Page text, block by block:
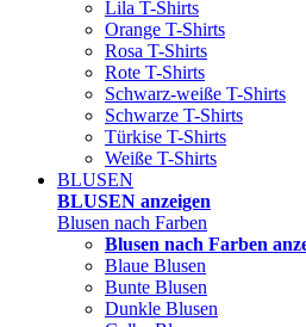
Lila T-Shirts
Orange T-Shirts
Rosa T-Shirts
Rote T-Shirts
Schwarz-weiße T-Shirts
Schwarze T-Shirts
Türkise T-Shirts
Weiße T-Shirts
BLUSEN
BLUSEN anzeigen
Blusen nach Farben
Blusen nach Farben
Blaue Blusen
Bunte Blusen
Dunkle Blusen